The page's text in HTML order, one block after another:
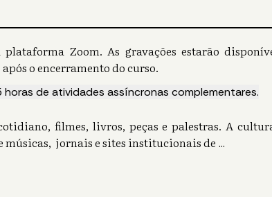
Zoom. As gravações estarão
o encerramento do curso.
de atividades assíncronas complementares.
filmes, livros, peças e palestras. A
músicas, jornais e sites institucionais de ...